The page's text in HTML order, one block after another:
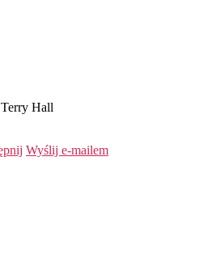
Hall
Wyślij e-mailem